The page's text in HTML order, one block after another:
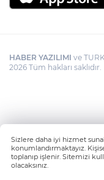
HABER YAZILIMI ve
2026 Tüm hakları saklıdır.
Sizlere daha iyi hizmet
konumlandırmaktayız.
toplanıp işlenir. Sitemizi
olacaksınız.